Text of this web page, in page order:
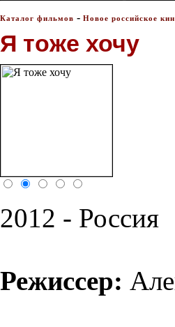
Каталог фильмов - Новое российское
Я тоже хочу
2012 - Россия
Режиссер: